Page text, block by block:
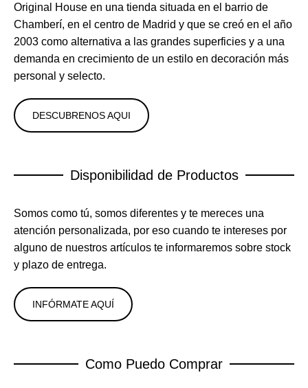
Original House en una tienda situada en el barrio de
Chamberí, en el centro de Madrid y que se creó en el año
2003 como alternativa a las grandes superficies y a una
demanda en crecimiento de un estilo en decoración más
personal y selecto.
DESCUBRENOS AQUI
Disponibilidad de Productos
Somos como tú, somos diferentes y te mereces una
atención personalizada, por eso cuando te intereses por
alguno de nuestros artículos te informaremos sobre stock
y plazo de entrega.
INFÓRMATE AQUÍ
Como Puedo Comprar